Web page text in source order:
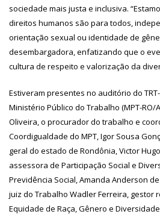
sociedade mais justa e inclusiva.
direitos humanos são para todos,
orientação sexual ou identidade de
desembargadora, enfatizando que o
cultura de respeito e valorização da
Estiveram presentes no auditório do
Ministério Público do Trabalho (MPT-RO/
Oliveira, o procurador do trabalho e
Coordigualdade do MPT, Igor Sousa
geral do estado de Rondônia, Victor
assessora de Participação Social e
Previdência Social, Amanda Anderson
juiz do Trabalho Wadler Ferreira, gestor
Equidade de Raça, Gênero e